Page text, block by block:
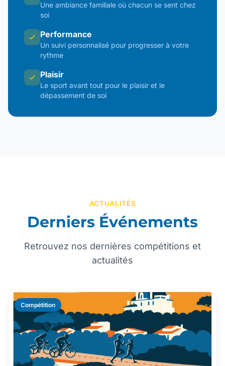
Une ambiance familiale où chacun se sent chez
soi
Performance
Un suivi personnalisé pour progresser à votre
rythme
Plaisir
Le sport avant tout pour le plaisir et le
dépassement de soi
ACTUALITÉS
Derniers Événements
Retrouvez nos dernières compétitions et
actualités
Compétition